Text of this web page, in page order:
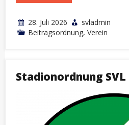
28. Juli 2026
svladmin
Beitragsordnung, Verein
Stadionordnung SVL